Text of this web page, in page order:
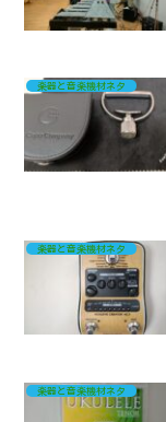
楽器と音楽機材ネタ
楽器と音楽機材ネタ
楽器と音楽機材ネタ